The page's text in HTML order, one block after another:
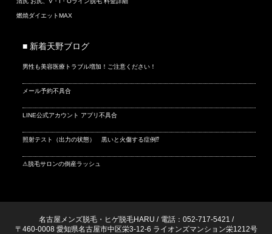
燃焼ダイエットMAX
■ 新着天野ブログ
男性も美容医療トラブル増加！ご注意ください！
メール予約不具合
LINE公式アカウント アプリ不具合
照射テスト（出力の状態） 黒いと火傷する症例⁉
⚠脱毛サロンの倒産ラッシュ
名古屋メンズ脱毛・ヒゲ脱毛HARU / 電話：052-717-5421 /
〒460-0008 愛知県名古屋市中区栄3-12-6 ライオンズマンション栄1212号